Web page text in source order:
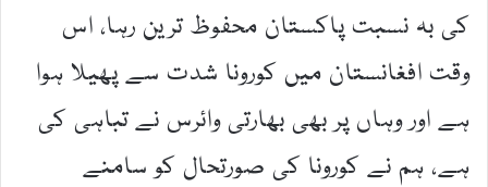
کی بہ نسبت پاکستان محفوظ ترین رہا، اس
وقت افغانستان میں کورونا شدت سے پھیلا ہوا
ہے اور وہاں پر بھی بھارتی وائرس نے تباہی کی
ہے، ہم نے کورونا کی صورتحال کو سامنے